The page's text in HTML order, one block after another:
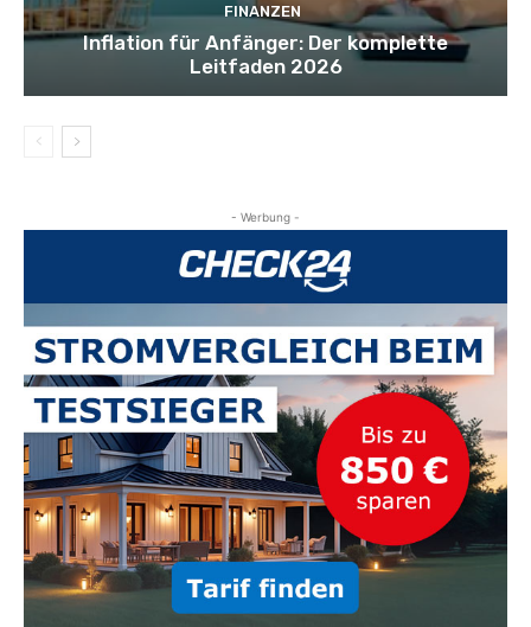
FINANZEN
Inflation für Anfänger: Der komplette
Leitfaden 2026
- Werbung -